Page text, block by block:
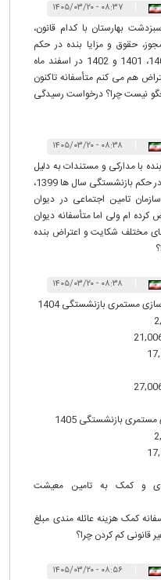
۰۸:۳۷ - ۱۴۰۵/۰۳/۲۰
بهارستان با کدام قانون،
حقوق و مزایا بنده در حکم
بازنشستگی سالها 1399، 1400، 1401 و 1402 در اسفند ماه
اعتراض هم می کنم متأسفانه تاکنون
نیست چرا؟ درخواست رسیدگی
۰۸:۳۸ - ۱۴۰۵/۰۳/۲۰
با مدارکی و مستندات به دلیل
و به علت کردن حقوق و مزایا در حکم بازنشستگی سال ها 1399،
و1402 علیه سازمان تامین اجتماعی در دیوان
ام ولی اما متأسفانه دیوان
مختلف شکایت و اعتراض بنده
۰۸:۳۸ - ۱۴۰۵/۰۳/۲۰
مستمری بازنشستگی 1404
بازنشستگی 1405
و کمک به تامین معیشت
کمک هزینه عائله مندی مبلغ
۰۸:۵۶ - ۱۴۰۵/۰۳/۲۰